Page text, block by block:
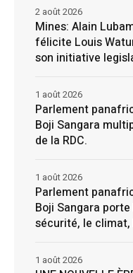
Mines: Alain
félicite Louis
son initiative
2 août 2026
Parlement
Boji Sangara
de la RDC.
1 août 2026
Parlement
Boji Sangara
sécurité, le climat,
1 août 2026
1 août 2026